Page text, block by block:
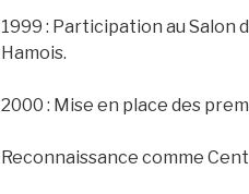
1999 : Participation au Salon
Hamois.
2000 : Mise en place des
Reconnaissance comme